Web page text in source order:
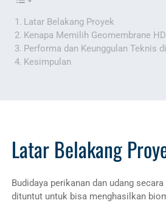
Latar Belakang Proyek
Kenapa Memilih Geomembrane
Performa dan Keunggulan Teknis
Kesimpulan
Latar Belakang
Budidaya perikanan dan udang
dituntut untuk bisa menghasilkan